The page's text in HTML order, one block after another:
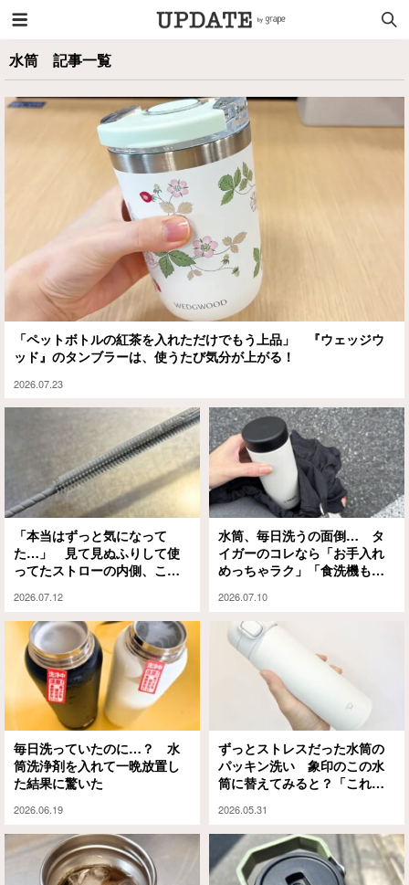
水筒 記事一覧
「ペットボトルの紅茶を入れただけでもう上品」 『ウェッジウ
ッド』のタンブラーは、使うたび気分が上がる！
2026.07.23
「本当はずっと気になって
た…」 見て見ぬふりして使
ってたストローの内側、この
2026.07.12
水筒、毎日洗うの面倒… タ
イガーのコレなら「お手入れ
めっちゃラク」「食洗機も対
2026.07.10
毎日洗っていたのに…？ 水
筒洗浄剤を入れて一晩放置し
た結果に驚いた
2026.06.19
ずっとストレスだった水筒の
パッキン洗い 象印のこの水
筒に替えてみると？「これは
い」
2026.05.31